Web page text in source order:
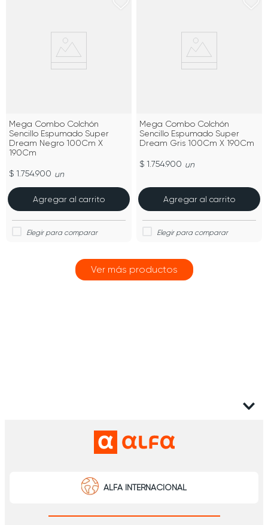
Mega Combo Colchón
Sencillo Espumado Super
Dream Negro 100Cm X
190Cm
$ 1.754.900 un
Agregar al carrito
Mega Combo Colchón
Sencillo Espumado Super
Dream Gris 100Cm X 190Cm
$ 1.754.900 un
Agregar al carrito
ALFA INTERNACIONAL